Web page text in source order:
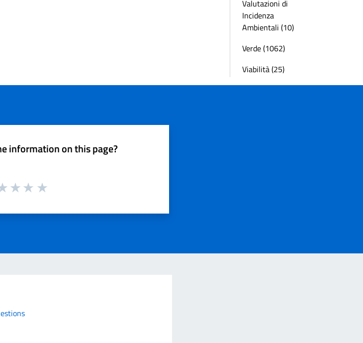
Valutazioni di
Incidenza
Ambientali (10)
Verde (1062)
Viabilità (25)
information on this page?